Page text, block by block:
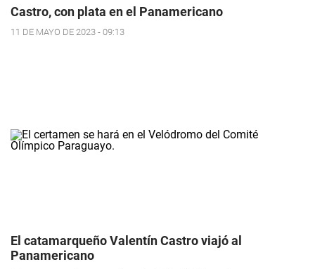
Castro, con plata en el Panamericano
11 DE MAYO DE 2023 - 09:13
El catamarqueño Valentín Castro viajó al
Panamericano